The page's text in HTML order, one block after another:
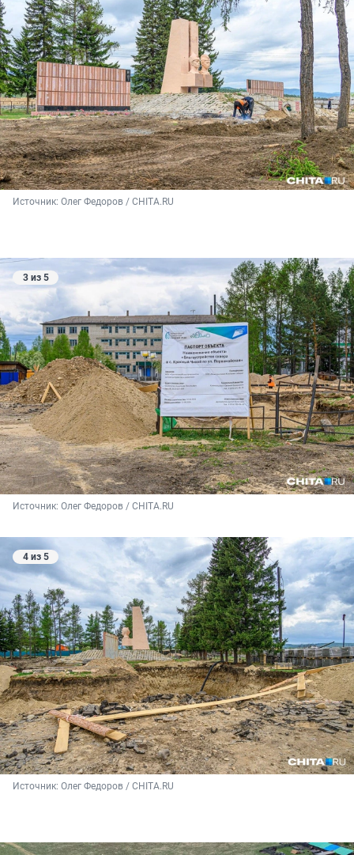
Источник: Олег Федоров / CHITA.RU
3 из 5
Источник: Олег Федоров / CHITA.RU
4 из 5
Источник: Олег Федоров / CHITA.RU